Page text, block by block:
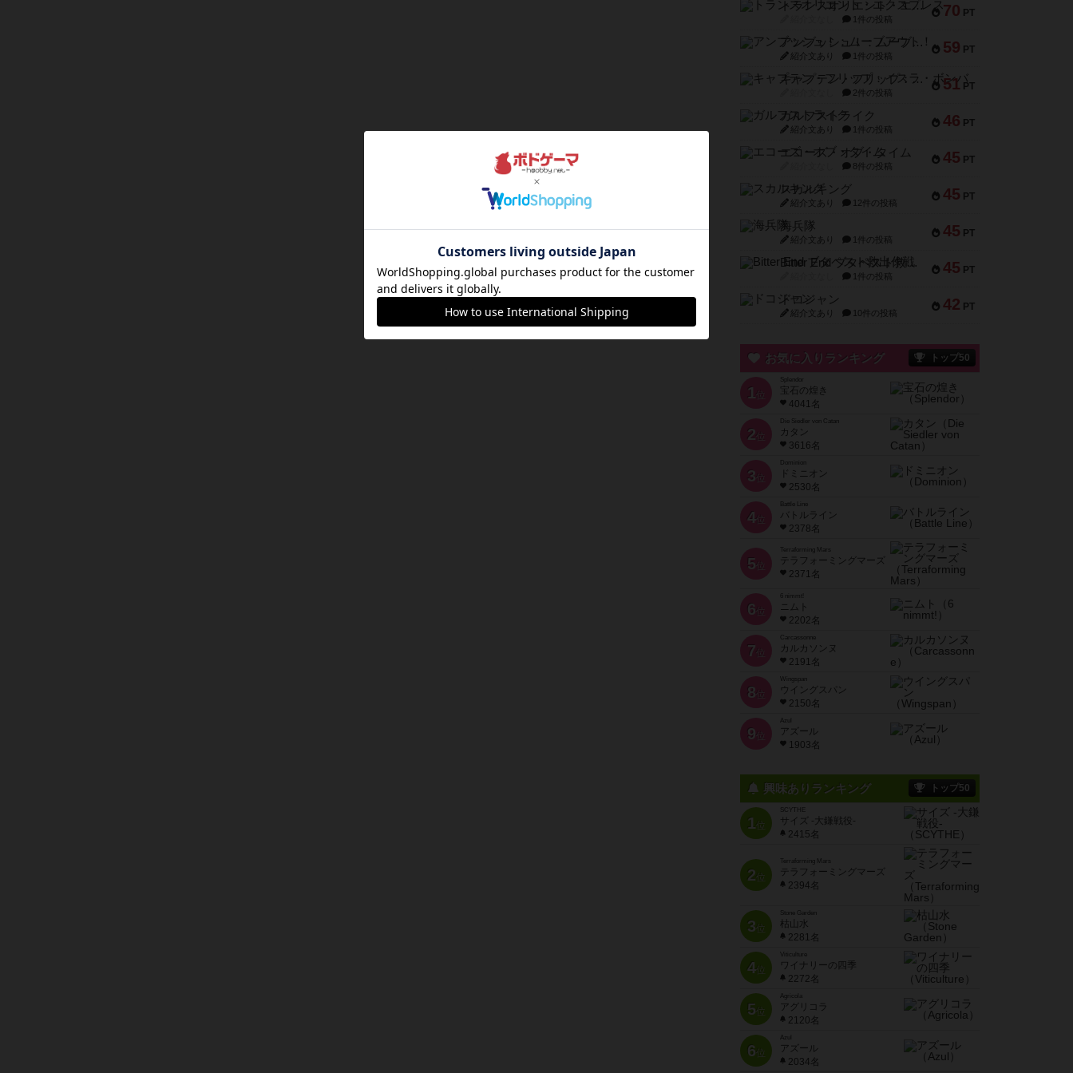
70 PT
トランスオリエント・エクスプレス
1件の投稿
59 PT
アンブッシュ！：ムーブアウト！
紹介文あり 1件の投稿
51 PT
キャプテン・フリップ：イスラ・ボンバ
2件の投稿
46 PT
ガルフストライク
紹介文あり 1件の投稿
45 PT
エコーズ・オブ・タイム
8件の投稿
45 PT
スカルキング
紹介文あり 12件の投稿
45 PT
海兵隊
紹介文あり 1件の投稿
45 PT
Bitter End ブタペスト救出作戦
1件の投稿
42 PT
ドコジャン
紹介文あり 10件の投稿
お気に入りランキング トップ50
1 位
宝石の煌き
4041名
2 位
Die Siedler von Catan
カタン
3616名
3 位
ドミニオン
2530名
4位
Battle Line
バトルライン
2378名
5 位
Terraforming Mars
テラフォーミングマーズ
2371名
6 位
ニムト
2202名
7 位
Carcassonne
カルカソンヌ
2191名
8 位
Wingspan
ウイングスパン
2150名
9 位
Azul
アズール
1903名
興味ありランキング トップ50
1位
SCYTHE
サイズ -大鎌戦役-
2415名
2位
Terraforming Mars
テラフォーミングマーズ
2394名
3位
Stone Garden
枯山水
2281名
4位
Viticulture
ワイナリーの四季
2272名
5位
Agricola
アグリコラ
2120名
6位
Azul
アズール
2034名